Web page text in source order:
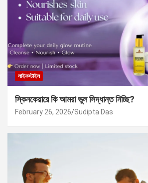
লাইফস্টাইল
স্কিনকেয়ারে কি আমরা ভুল সিদ্ধান্ত নিচ্ছি?
February 26, 2026 Sudipta Das